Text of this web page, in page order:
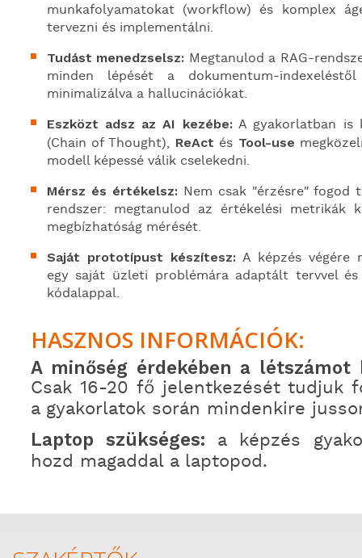
munkafolyamatokat (workflow) és komplex
tervezni és implementálni.
Tudást menedzselsz: Megtanulod a RAG-
minden lépését a dokumentum-
minimalizálva a hallucinációkat.
Eszközt adsz az AI kezébe:A gyakorlatban is
(Chain of Thought), ReAct és Tool-use
modell képessé válik cselekedni.
Mérsz és értékelsz:Nem csak "érzésre" fogod
rendszer: megtanulod az értékelési metrikák
megbízhatóság mérését.
Saját prototípust készítesz:A képzés végére
egy saját üzleti problémára adaptált tervvel
kódalappal.
HASZNOS INFORMÁCIÓK:
A minőség érdekében a létszámot
Csak 16-20 fő jelentkezését tudjuk
a gyakorlatok során mindenkire
Laptop szükséges: a képzés
hozd magaddal a laptopod.